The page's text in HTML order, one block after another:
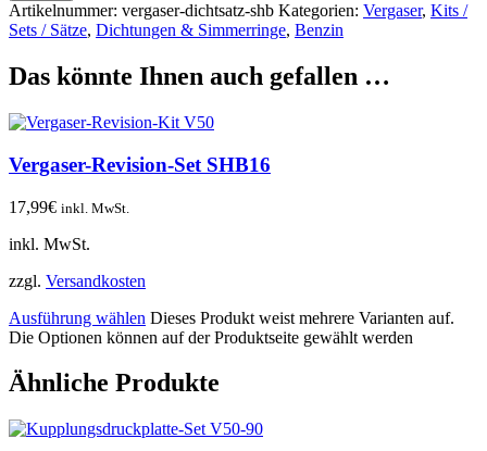
Artikelnummer: vergaser-dichtsatz-shb Kategorien: Vergaser, Kits /
Sets / Sätze, Dichtungen & Simmerringe, Benzin
Das könnte Ihnen auch gefallen …
Vergaser-Revision-Set SHB16
17,99€ inkl. MwSt.
inkl. MwSt.
zzgl. Versandkosten
Ausführung wählen Dieses Produkt weist mehrere Varianten auf.
Die Optionen können auf der Produktseite gewählt werden
Ähnliche Produkte